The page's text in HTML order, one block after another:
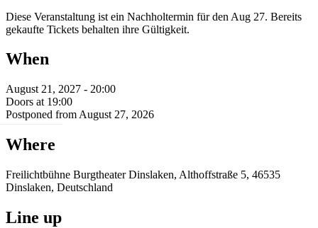
Diese Veranstaltung ist ein Nachholtermin für den Aug 27. Bereits
gekaufte Tickets behalten ihre Gültigkeit.
When
August 21, 2027 - 20:00
Doors at 19:00
Postponed from August 27, 2026
Where
Freilichtbühne Burgtheater Dinslaken, Althoffstraße 5, 46535
Dinslaken, Deutschland
Line up